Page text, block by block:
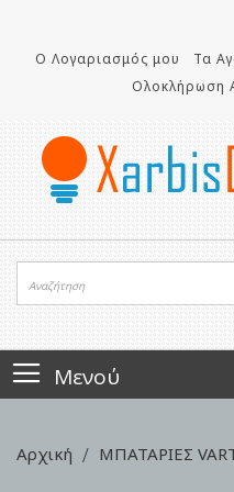
Ο Λογαριασμός μου Τα
Ολοκλήρωση
Μενού
Αρχική ΜΠΑΤΑΡΙΕΣ